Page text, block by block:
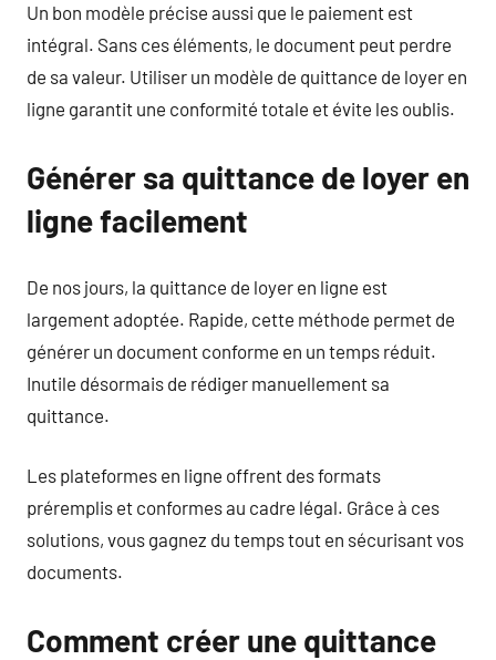
Un bon modèle précise aussi que le paiement est
intégral. Sans ces éléments, le document peut perdre
de sa valeur. Utiliser un modèle de quittance de loyer en
ligne garantit une conformité totale et évite les oublis.
Générer sa quittance de loyer en
ligne facilement
De nos jours, la quittance de loyer en ligne est
largement adoptée. Rapide, cette méthode permet de
générer un document conforme en un temps réduit.
Inutile désormais de rédiger manuellement sa
quittance.
Les plateformes en ligne offrent des formats
préremplis et conformes au cadre légal. Grâce à ces
solutions, vous gagnez du temps tout en sécurisant vos
documents.
Comment créer une quittance